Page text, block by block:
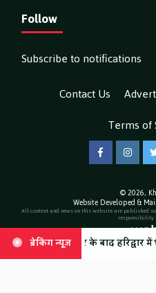
ब्रेकिंग न्यूज़
अन्य गंभीर आरोप, वीडियो हुआ
Follow
Subscribe to notifications
Contact Us
Terms of
Facebook
© 2026,
Website Developed &
All content and news on this website are published
responsibility
ब्रेकिंग न्यूज़
के बाद हरिद्वार में भी